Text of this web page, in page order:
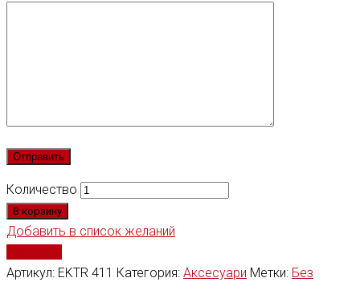
Количество
В корзину
Добавить в список желаний
Артикул: EKTR 411 Категория: Аксесуари Метки: Без